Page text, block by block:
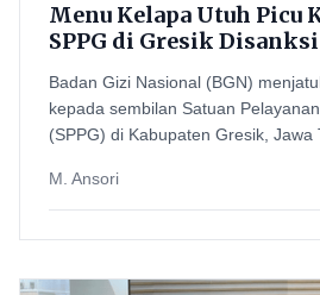
Menu Kelapa Utuh Picu
SPPG di Gresik
Makan Bergizi Gratis
Badan Gizi Nasional (BGN)
kepada sembilan Satuan
(SPPG) di Kabupaten Gresik, Jawa
M. Ansori